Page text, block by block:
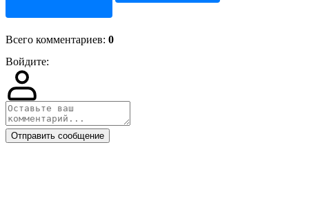
Всего комментариев: 0
Войдите:
Отправить сообщение